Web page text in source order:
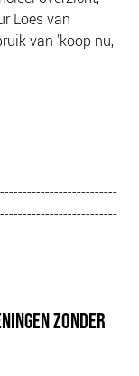
Loes van
van 'koop nu,
ZONDER